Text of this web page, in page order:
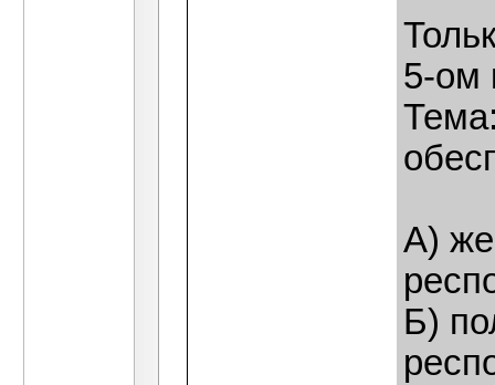
5-ом
А)
Б)